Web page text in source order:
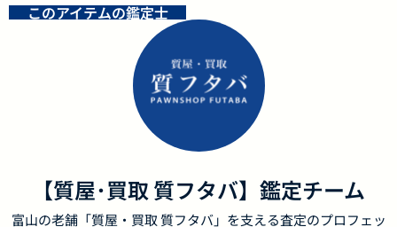
このアイテムの鑑定士
【質屋･買取 質フタバ】鑑定チーム
富山の老舗「質屋・買取 質フタバ」を支える査定のプロフェッ